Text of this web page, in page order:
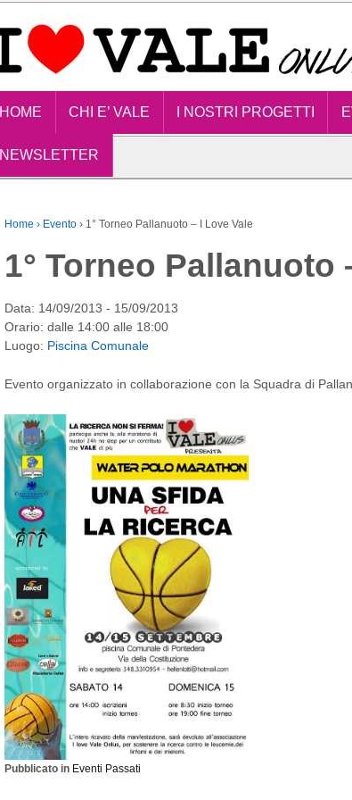
HOME CHI E’ VALE I NOSTRI PROGETTI
NEWSLETTER
Home › Evento › 1° Torneo Pallanuoto – I Love Vale
1° Torneo Pallanuoto
Data: 14/09/2013 - 15/09/2013
Orario: dalle 14:00 alle 18:00
Luogo: Piscina Comunale
Evento organizzato in collaborazione con la Squadra di
Pubblicato in Eventi Passati